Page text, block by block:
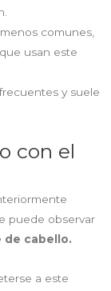
comunes,
usan este
y suele
con el
puede observar
de cabello.
a este